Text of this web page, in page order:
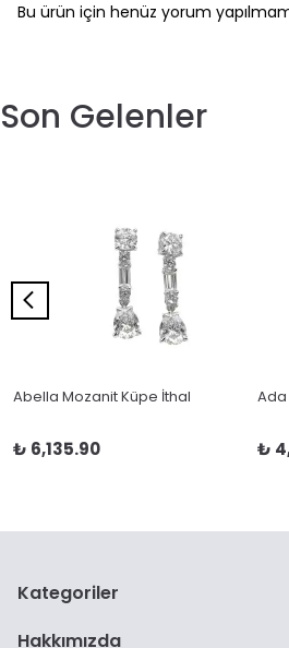
Bu ürün için henüz yorum
Son Gelenler
Abella Mozanit Küpe İthal
₺ 6,135.90
Ada
₺
Kategoriler
Hakkımızda